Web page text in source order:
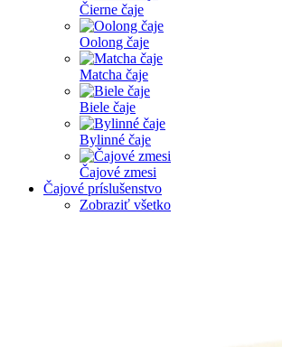
Čierne čaje
Oolong čaje
Matcha čaje
Biele čaje
Bylinné čaje
Čajové zmesi
Čajové príslušenstvo
Zobraziť všetko